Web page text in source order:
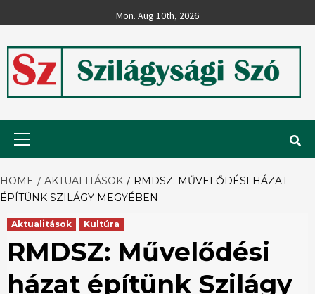
to
Mon. Aug 10th, 2026
Szilágysági
Szó
HOME AKTUALITÁSOK
RMDSZ: MŰVELŐDÉSI HÁZAT
ÉPÍTÜNK SZILÁGY MEGYÉBEN
Aktualitások Kultúra
RMDSZ: Művelődési
házat építünk Szilágy